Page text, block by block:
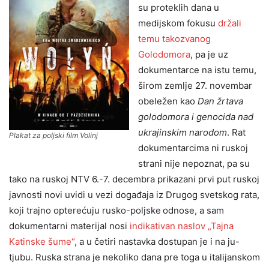
Plakat za poljski film Volinj
su proteklih dana u
medijskom fokusu držali
temu takozvanog
Golodomora, pa je uz
dokumentarce na istu temu,
širom zemlje 27. novembar
obeležen kao Dan žrtava
golodomora i genocida nad
ukrajinskim narodom. Rat
dokumentarcima ni ruskoj
strani nije nepoznat, pa su
tako na ruskoj NTV 6.-7. decembra prikazani prvi put ruskoj
javnosti novi uvidi u vezi događaja iz Drugog svetskog rata,
koji trajno opterećuju rusko-poljske odnose, a sam
dokumentarni materijal nosi indikativan naslov „Tajna
Katinske šume“, a u četiri nastavka dostupan je i na ju-
tjubu. Ruska strana je nekoliko dana pre toga u italijanskom